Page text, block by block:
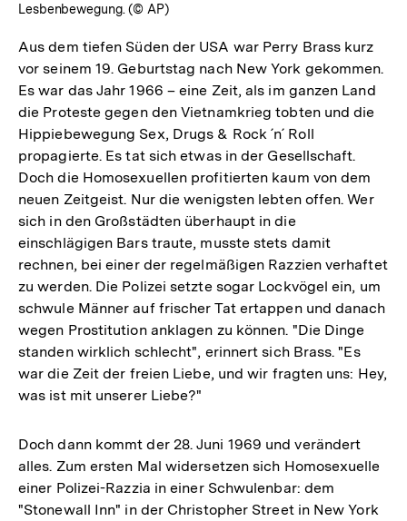
Lesbenbewegung. (© AP)
Aus dem tiefen Süden der USA war Perry Brass kurz
vor seinem 19. Geburtstag nach New York gekommen.
Es war das Jahr 1966 – eine Zeit, als im ganzen Land
die Proteste gegen den Vietnamkrieg tobten und die
Hippiebewegung Sex, Drugs & Rock ´n´ Roll
propagierte. Es tat sich etwas in der Gesellschaft.
Doch die Homosexuellen profitierten kaum von dem
neuen Zeitgeist. Nur die wenigsten lebten offen. Wer
sich in den Großstädten überhaupt in die
einschlägigen Bars traute, musste stets damit
rechnen, bei einer der regelmäßigen Razzien verhaftet
zu werden. Die Polizei setzte sogar Lockvögel ein, um
schwule Männer auf frischer Tat ertappen und danach
wegen Prostitution anklagen zu können. "Die Dinge
standen wirklich schlecht", erinnert sich Brass. "Es
war die Zeit der freien Liebe, und wir fragten uns: Hey,
was ist mit unserer Liebe?"
Doch dann kommt der 28. Juni 1969 und verändert
alles. Zum ersten Mal widersetzen sich Homosexuelle
einer Polizei-Razzia in einer Schwulenbar: dem
"Stonewall Inn" in der Christopher Street in New York